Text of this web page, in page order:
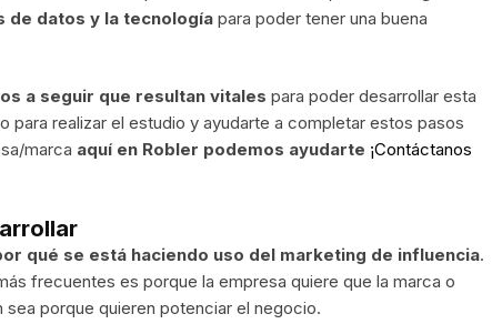
de datos y la tecnología para poder tener una buena
a seguir que resultan vitales para poder desarrollar esta
para realizar el estudio y ayudarte a completar estos pasos
marca aquí en Robler podemos ayudarte ¡Contáctanos
qué se está haciendo uso del marketing de influencia.
frecuentes es porque la empresa quiere que la marca o
porque quieren potenciar el negocio.